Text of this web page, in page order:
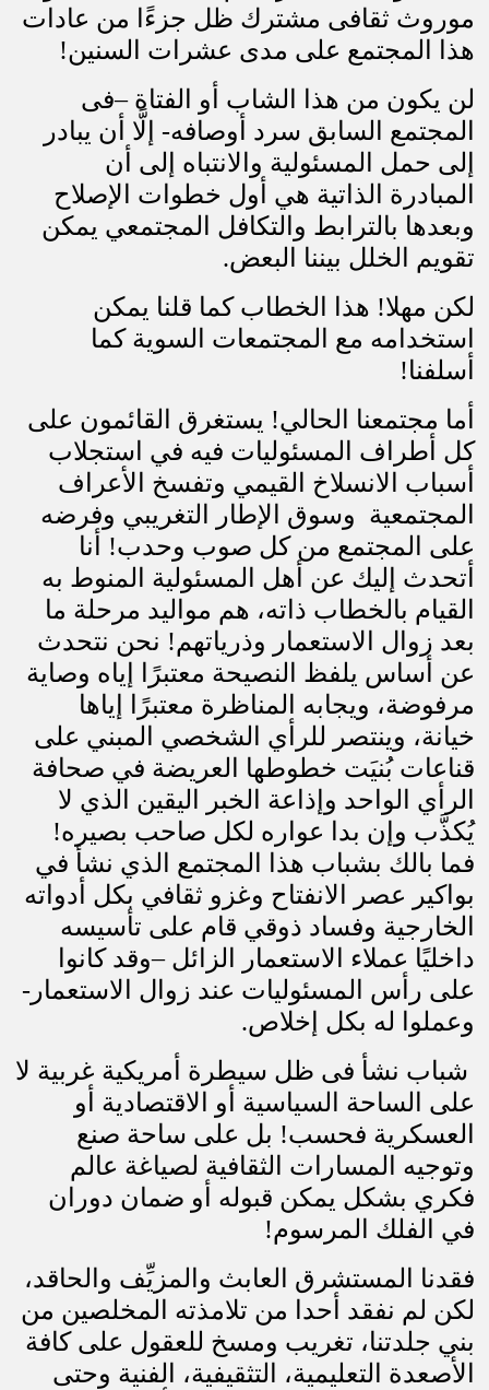
موروث ثقافى مشترك ظل جزءًا من عادات
هذا المجتمع على مدى عشرات السنين!
لن يكون من هذا الشاب أو الفتاة –فى
المجتمع السابق سرد أوصافه- إلَّا أن يبادر
إلى حمل المسئولية والانتباه إلى أن
المبادرة الذاتية هي أول خطوات الإصلاح
وبعدها بالترابط والتكافل المجتمعي يمكن
تقويم الخلل بيننا البعض.
لكن مهلا! هذا الخطاب كما قلنا يمكن
استخدامه مع المجتمعات السوية كما
أسلفنا!
أما مجتمعنا الحالي! يستغرق القائمون على
كل أطراف المسئوليات فيه في استجلاب
أسباب الانسلاخ القيمي وتفسخ الأعراف
المجتمعية وسوق الإطار التغريبي وفرضه
على المجتمع من كل صوب وحدب! أنا
أتحدث إليك عن أهل المسئولية المنوط به
القيام بالخطاب ذاته، هم مواليد مرحلة ما
بعد زوال الاستعمار وذرياتهم! نحن نتحدث
عن أساس يلفظ النصيحة معتبرًا إياه وصاية
مرفوضة، ويجابه المناظرة معتبرًا إياها
خيانة، وينتصر للرأي الشخصي المبني على
قناعات بُنيَت خطوطها العريضة في صحافة
الرأي الواحد وإذاعة الخبر اليقين الذي لا
يُكذَّب وإن بدا عواره لكل صاحب بصيره!
فما بالك بشباب هذا المجتمع الذي نشأ في
بواكير عصر الانفتاح وغزو ثقافي بكل أدواته
الخارجية وفساد ذوقي قام على تأسيسه
داخليًا عملاء الاستعمار الزائل –وقد كانوا
على رأس المسئوليات عند زوال الاستعمار-
وعملوا له بكل إخلاص.
شباب نشأ فى ظل سيطرة أمريكية غربية لا
على الساحة السياسية أو الاقتصادية أو
العسكرية فحسب! بل على ساحة صنع
وتوجيه المسارات الثقافية لصياغة عالم
فكري بشكل يمكن قبوله أو ضمان دوران
في الفلك المرسوم!
فقدنا المستشرق العابث والمزيِّف والحاقد،
لكن لم نفقد أحدا من تلامذته المخلصين من
بني جلدتنا، تغريب ومسخ للعقول على كافة
الأصعدة التعليمية، التثقيفية، الفنية وحتى